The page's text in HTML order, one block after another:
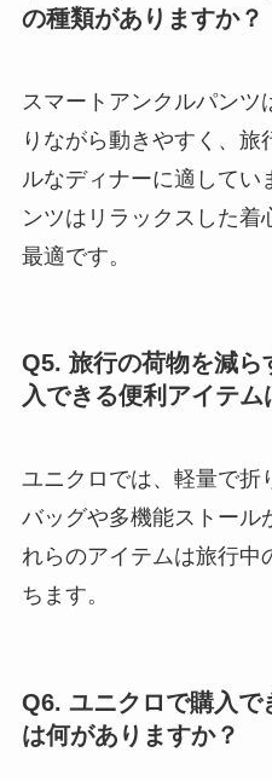
の種類がありますか？
スマートアンクルパンツ
りながら動きやすく、
ルなディナーに適してい
ンツはリラックスした着
最適です。
Q5. 旅行の荷物を減ら
入できる便利アイテム
ユニクロでは、軽量で折
バッグや多機能ストール
れらのアイテムは旅行中
ちます。
Q6. ユニクロで購入で
は何がありますか？